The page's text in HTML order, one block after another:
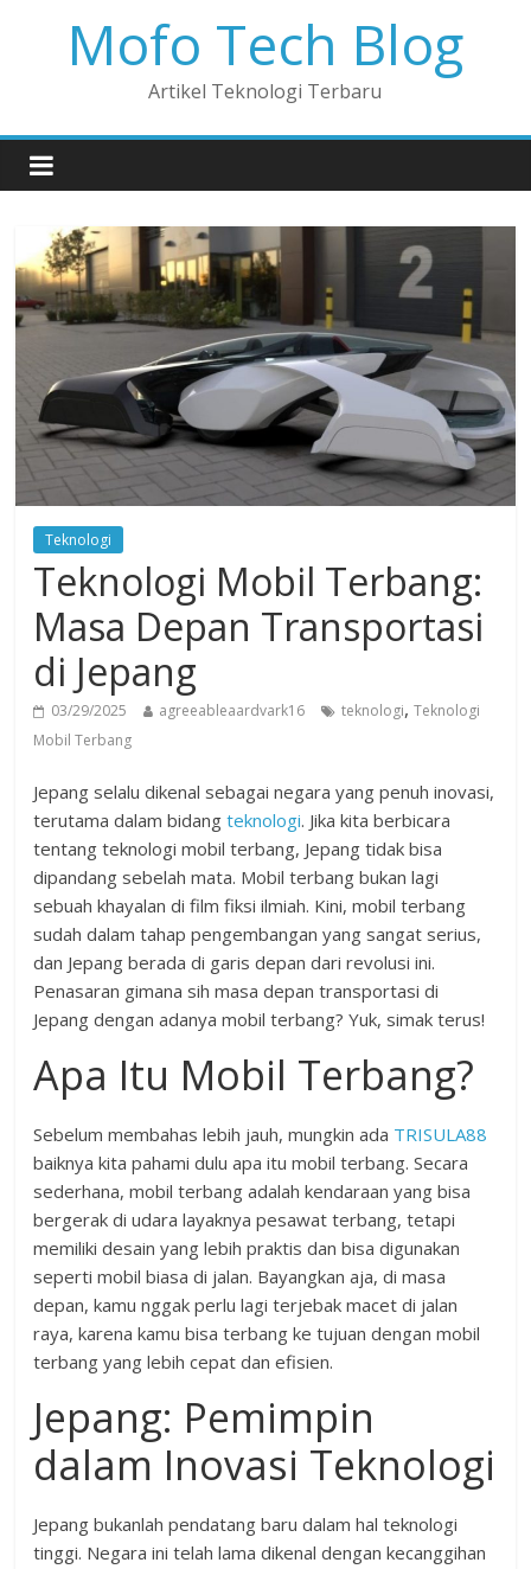
Mofo Tech Blog
Artikel Teknologi Terbaru
Teknologi
Teknologi Mobil Terbang:
Masa Depan Transportasi
di Jepang
03/29/2025 agreeableaardvark16 teknologi,Teknologi
Mobil Terbang
Jepang selalu dikenal sebagai negara yang penuh inovasi,
terutama dalam bidangteknologi. Jika kita berbicara
tentang teknologi mobil terbang, Jepang tidak bisa
dipandang sebelah mata. Mobil terbang bukan lagi
sebuah khayalan di film fiksi ilmiah. Kini, mobil terbang
sudah dalam tahap pengembangan yang sangat serius,
dan Jepang berada di garis depan dari revolusi ini.
Penasaran gimana sih masa depan transportasi di
Jepang dengan adanya mobil terbang? Yuk, simak terus!
Apa Itu Mobil Terbang?
Sebelum membahas lebih jauh, mungkin ada TRISULA88
baiknya kita pahami dulu apa itu mobil terbang. Secara
sederhana, mobil terbang adalah kendaraan yang bisa
bergerak di udara layaknya pesawat terbang, tetapi
memiliki desain yang lebih praktis dan bisa digunakan
seperti mobil biasa di jalan. Bayangkan aja, di masa
depan, kamu nggak perlu lagi terjebak macet di jalan
raya, karena kamu bisa terbang ke tujuan dengan mobil
terbang yang lebih cepat dan efisien.
Jepang: Pemimpin
dalam Inovasi Teknologi
Jepang bukanlah pendatang baru dalam hal teknologi
tinggi. Negara ini telah lama dikenal dengan kecanggihan